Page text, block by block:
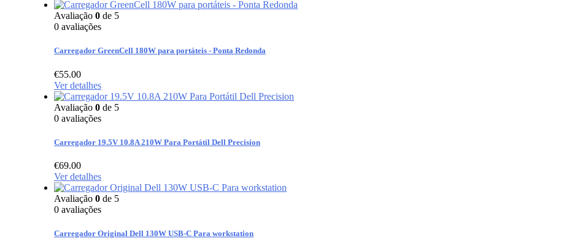
Avaliação 0 de 5
0 avaliações
Carregador GreenCell 180W para portáteis - Ponta Redonda
€55.00
Ver detalhes
Avaliação 0 de 5
0 avaliações
Carregador 19.5V 10.8A 210W Para Portátil Dell Precision
€69.00
Ver detalhes
Avaliação 0 de 5
0 avaliações
Carregador Original Dell 130W USB-C Para workstation